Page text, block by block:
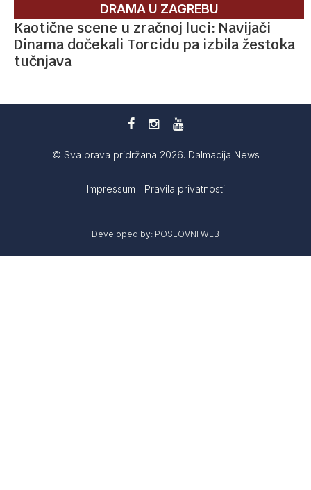
DRAMA U ZAGREBU
Kaotične scene u zračnoj luci: Navijači
Dinama dočekali Torcidu pa izbila žestoka
tučnjava
© Sva prava pridržana 2026. Dalmacija News
Impressum Pravila privatnosti
Developed by: POSLOVNI WEB